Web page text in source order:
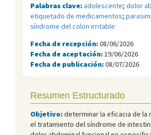
Palabras clave:adolescente; dolor
etiquetado de medicamentos;
síndrome del colon irritable
Fecha de recepción:08/06/2026
Fecha de aceptación: 19/06/2026
Fecha de publicación:08/07/2026
Resumen Estructurado
Objetivo:determinar la eficacia de la
el tratamiento del síndrome de